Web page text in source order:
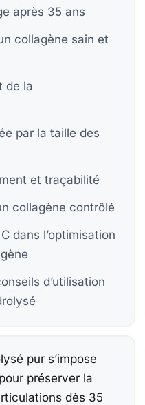
après 35 ans
collagène sain et
de la
par la taille des
et traçabilité
collagène contrôlé
dans l’optimisation
d’utilisation
pur s’impose
préserver la
dès 35